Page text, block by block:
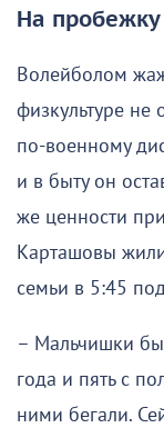
На
Волейболом
физкультуре не
по-военному
и в быту он
же ценности
Карташовы
семьи в 5:45
– Мальчишки
года и пять с
ними бегали.